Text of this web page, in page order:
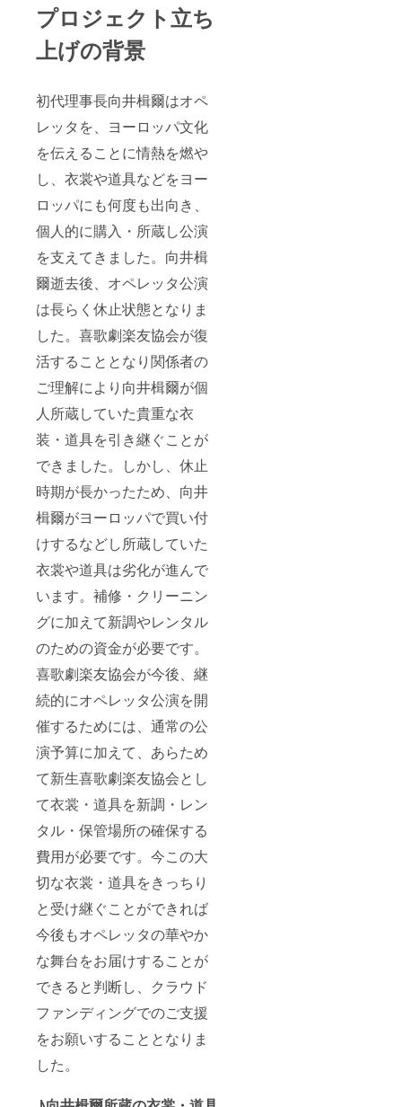
プロジェクト立ち
上げの背景
初代理事長向井楫爾はオペ
レッタを、ヨーロッパ文化
を伝えることに情熱を燃や
し、衣裳や道具などをヨー
ロッパにも何度も出向き、
個人的に購入・所蔵し公演
を支えてきました。向井楫
爾逝去後、オペレッタ公演
は長らく休止状態となりま
した。喜歌劇楽友協会が復
活することとなり関係者の
ご理解により向井楫爾が個
人所蔵していた貴重な衣
装・道具を引き継ぐことが
できました。しかし、休止
時期が長かったため、向井
楫爾がヨーロッパで買い付
けするなどし所蔵していた
衣裳や道具は劣化が進んで
います。補修・クリーニン
グに加えて新調やレンタル
のための資金が必要です。
喜歌劇楽友協会が今後、継
続的にオペレッタ公演を開
催するためには、通常の公
演予算に加えて、あらため
て新生喜歌劇楽友協会とし
て衣裳・道具を新調・レン
タル・保管場所の確保する
費用が必要です。今この大
切な衣裳・道具をきっちり
と受け継ぐことができれば
今後もオペレッタの華やか
な舞台をお届けすることが
できると判断し、クラウド
ファンディングでのご支援
をお願いすることとなりま
した。